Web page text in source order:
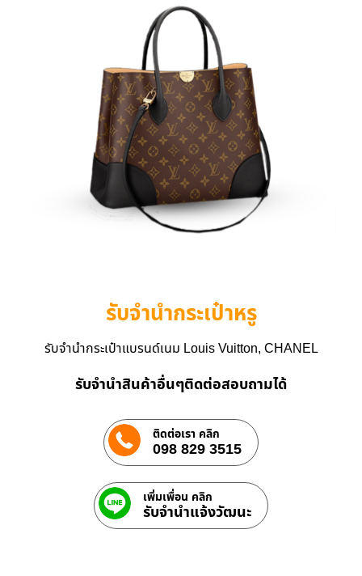
รับจำนำกระเป๋าหรู
รับจำนำกระเป๋าแบรนด์เนม Louis Vuitton, CHANEL
รับจำนำสินค้าอื่นๆติดต่อสอบถามได้
ติดต่อเรา คลิก
098 829 3515
เพิ่มเพื่อน คลิก
รับจํานําแจ้งวัฒนะ